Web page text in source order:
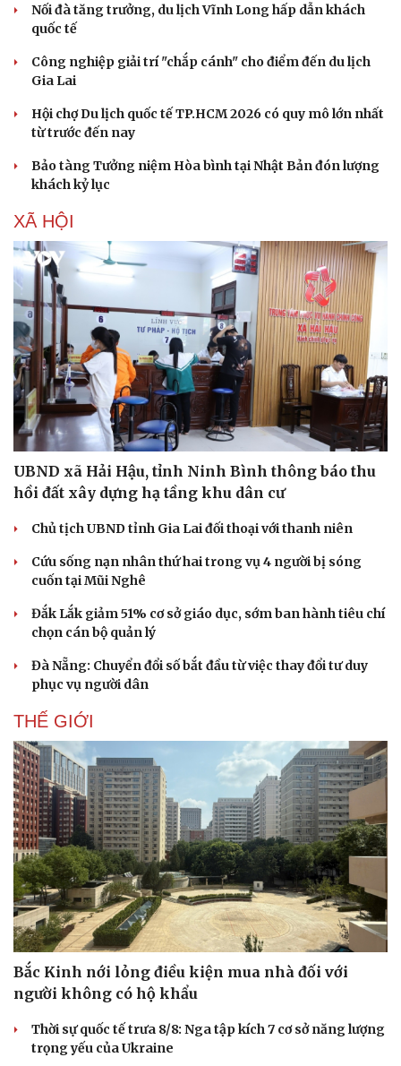
Sức khỏe
Cây thuốc
Sản phụ khoa
Nhi khoa
Nam khoa
Làm đẹp - giảm cân
Phòng mạch online
Ăn sạch sống khỏe
Đời sống
Blog
Nối đà tăng trưởng, du lịch Vĩnh Long hấp dẫn khách
quốc tế
Công nghiệp giải trí "chắp cánh" cho điểm đến du lịch
Gia Lai
Hội chợ Du lịch quốc tế TP.HCM 2026 có quy mô lớn nhất
từ trước đến nay
Bảo tàng Tưởng niệm Hòa bình tại Nhật Bản đón lượng
khách kỷ lục
XÃ HỘI
UBND xã Hải Hậu, tỉnh Ninh Bình thông báo thu
hồi đất xây dựng hạ tầng khu dân cư
Chủ tịch UBND tỉnh Gia Lai đối thoại với thanh niên
Cứu sống nạn nhân thứ hai trong vụ 4 người bị sóng
cuốn tại Mũi Nghê
Đắk Lắk giảm 51% cơ sở giáo dục, sớm ban hành tiêu chí
chọn cán bộ quản lý
Đà Nẵng: Chuyển đổi số bắt đầu từ việc thay đổi tư duy
phục vụ người dân
THẾ GIỚI
Bắc Kinh nới lỏng điều kiện mua nhà đối với
người không có hộ khẩu
Thời sự quốc tế trưa 8/8: Nga tập kích 7 cơ sở năng lượng
trọng yếu của Ukraine